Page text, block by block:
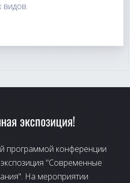
экспозиция!
программой конференции
"Современные
На мероприятии